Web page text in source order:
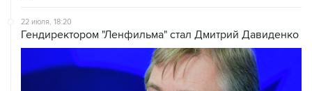
22 июля, 18:20
Гендиректором "Ленфильма" стал Дмитрий Давиденко